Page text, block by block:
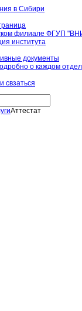
филиале ФГУП
института
документы
о каждом
свзаться
Аттестат